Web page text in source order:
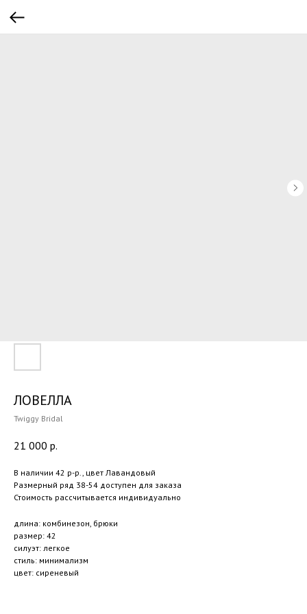
ЛОВЕЛЛА
Twiggy Bridal
21 000 р.
В наличии 42 р-р., цвет Лавандовый
Размерный ряд 38-54 доступен для заказа
Стоимость рассчитывается индивидуально
длина: комбинезон, брюки
размер: 42
силуэт: легкое
стиль: минимализм
цвет: сиреневый